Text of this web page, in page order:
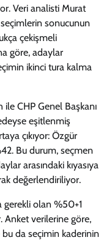
Veri analisti Murat
seçimlerin sonucunun
çekişmeli
göre, adaylar
ikinci tura kalma
CHP Genel Başkanı
eşitlenmiş
çıkıyor: Özgür
Bu durum, seçmen
arasındaki kıyasıya
değerlendiriliyor.
gerekli olan %50+1
Anket verilerine göre,
da seçimin kaderinin